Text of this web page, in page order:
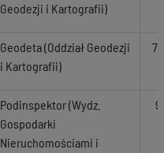
Geodezji i Kartografii)
Geodeta (Oddział Geodezji
i Kartografii)
7A
Podinspektor (Wydz.
Gospodarki
Nieruchomościami i
9